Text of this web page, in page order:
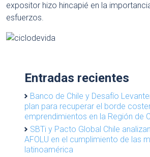
expositor hizo hincapié en la
esfuerzos.
Entradas recientes
Banco de Chile y Desafío
plan para recuperar el borde
emprendimientos en la Región de
SBTi y Pacto Global Chile
AFOLU en el cumplimiento de las
latinoamérica